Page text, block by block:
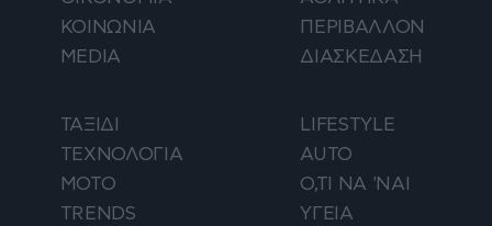
ΚΟΙΝΩΝΙΑ
ΠΕΡΙΒΑΛΛΟΝ
MEDIA
ΔΙΑΣΚΕΔΑΣΗ
ΤΑΞΙΔΙ
LIFESTYLE
ΤΕΧΝΟΛΟΓΙΑ
AUTO
ΜΟΤΟ
Ο,ΤΙ ΝΑ 'ΝΑΙ
TRENDS
ΥΓΕΙΑ